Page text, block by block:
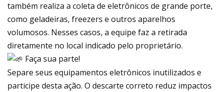
também realiza a coleta de eletrônicos de grande porte,
como geladeiras, freezers e outros aparelhos
volumosos. Nesses casos, a equipe faz a retirada
diretamente no local indicado pelo proprietário.
Faça sua parte!
Separe seus equipamentos eletrônicos inutilizados e
participe desta ação. O descarte correto reduz impactos